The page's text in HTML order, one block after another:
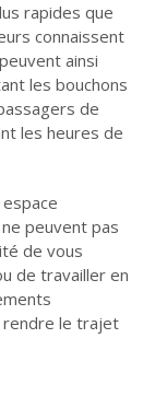
rapides que
connaissent
ainsi
les bouchons
de
les heures de
peuvent pas
de vous
de travailler en
rendre le trajet